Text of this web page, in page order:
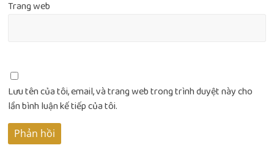
Trang web
Lưu tên của tôi, email, và trang web trong trình duyệt này cho
lần bình luận kế tiếp của tôi.